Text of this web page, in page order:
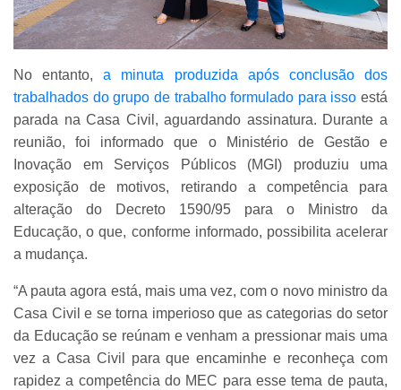
No entanto,a minuta produzida após conclusão dos
trabalhados do grupo de trabalho formulado para isso está
parada na Casa Civil, aguardando assinatura. Durante a
reunião, foi informado que o Ministério de Gestão e
Inovação em Serviços Públicos (MGI) produziu uma
exposição de motivos, retirando a competência para
alteração do Decreto 1590/95 para o Ministro da
Educação, o que, conforme informado, possibilita acelerar
a mudança.
“A pauta agora está, mais uma vez, com o novo ministro da
Casa Civil e se torna imperioso que as categorias do setor
da Educação se reúnam e venham a pressionar mais uma
vez a Casa Civil para que encaminhe e reconheça com
rapidez a competência do MEC para esse tema de pauta,